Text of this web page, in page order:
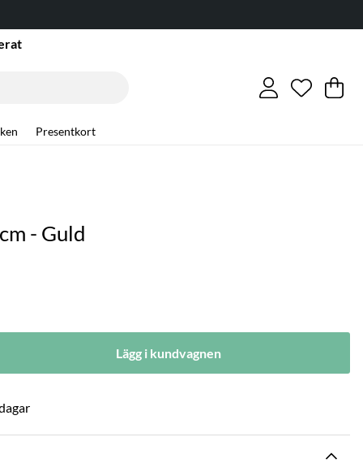
Antal i
. .
Presentkort
- Guld
Lägg i kundvagnen